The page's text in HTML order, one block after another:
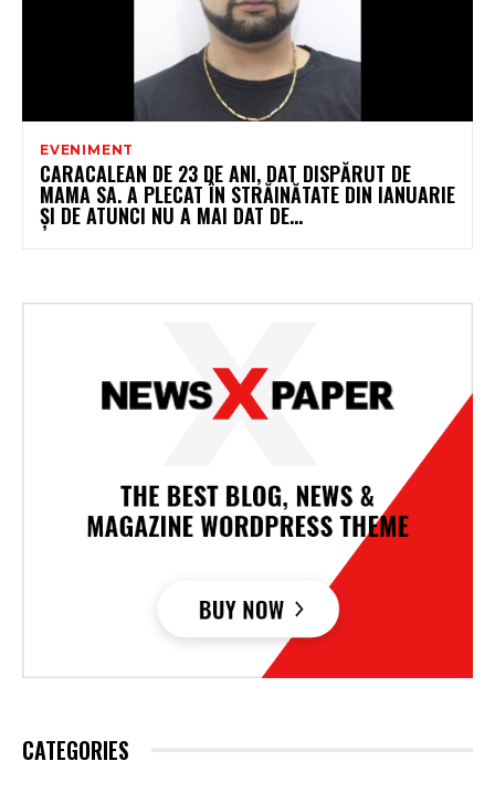
EVENIMENT
CARACALEAN DE 23 DE ANI, DAT DISPĂRUT DE
MAMA SA. A PLECAT ÎN STRĂINĂTATE DIN IANUARIE
ȘI DE ATUNCI NU A MAI DAT DE...
CATEGORIES